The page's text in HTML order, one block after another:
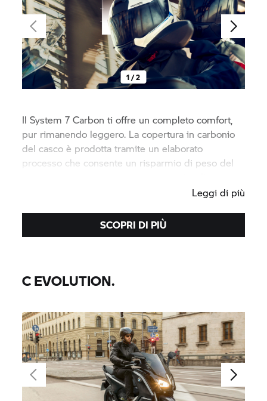
1 / 2
IlSystem 7 Carbon ti offre un completo comfort,
pur rimanendo leggero. La copertura in carbonio
del casco è prodotta tramite un elaborato
processo che consente un risparmio di peso del
Leggi di più
SCOPRI DI PIÙ
C EVOLUTION.